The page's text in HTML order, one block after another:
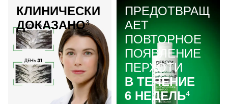
ПРЕДОТВРАЩ
АЕТ
ПОВТОРНОЕ
ПОЯВЛЕНИЕ
ПЕРХОТИ
В ТЕЧЕНИЕ
6 НЕДЕЛЬ4
КЛИНИЧЕСКИ
ДОКАЗАНО3